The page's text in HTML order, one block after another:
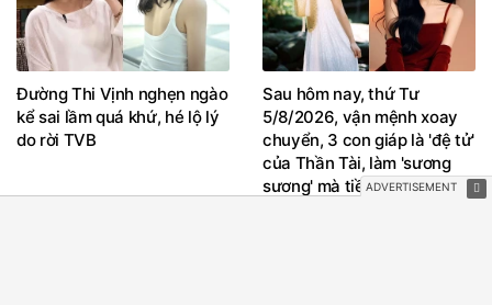
Đường Thi Vịnh nghẹn ngào
kể sai lầm quá khứ, hé lộ lý
do rời TVB
Sau hôm nay, thứ Tư
5/8/2026, vận mệnh xoay
chuyển, 3 con giáp là 'đệ tử'
của Thần Tài, làm 'sương
sương' mà tiền vàng đầy